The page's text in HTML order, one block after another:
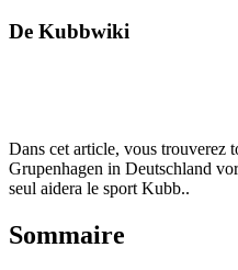
De Kubbwiki
Dans cet article, vous trouverez
Grupenhagen in Deutschland
seul aidera le sport Kubb..
Sommaire